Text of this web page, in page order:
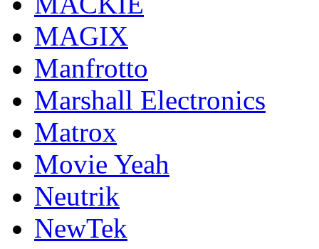
MAGIX
Manfrotto
Marshall Electronics
Matrox
Movie Yeah
Neutrik
NewTek